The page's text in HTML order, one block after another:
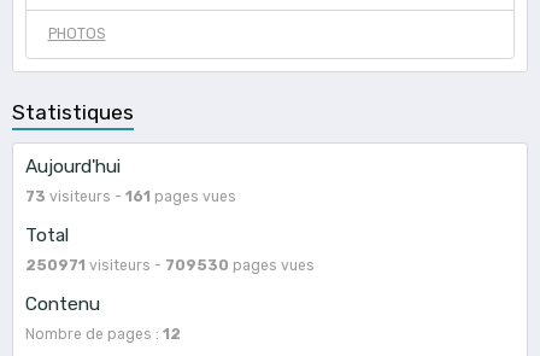
PHOTOS
Statistiques
Aujourd'hui
73 visiteurs - 161 pages vues
Total
250971 visiteurs - 709530 pages vues
Contenu
Nombre de pages : 12